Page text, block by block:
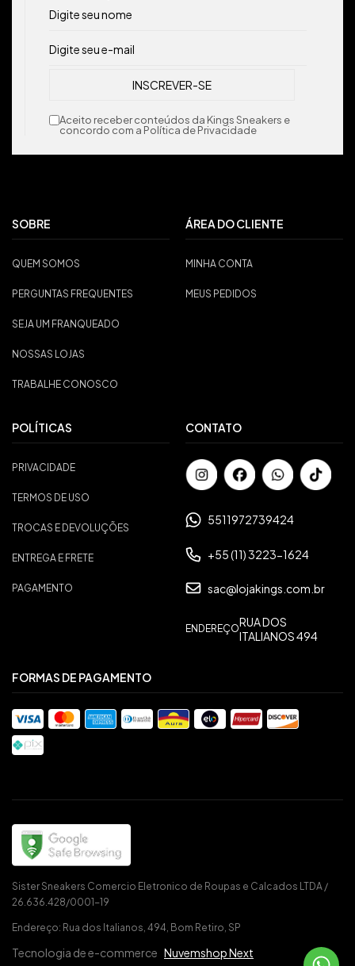
Aceito receber conteúdos da Kings Sneakers e
concordo com a Política de Privacidade
SOBRE
QUEM SOMOS
PERGUNTAS FREQUENTES
SEJA UM FRANQUEADO
NOSSAS LOJAS
TRABALHE CONOSCO
ÁREA DO CLIENTE
MINHA CONTA
MEUS PEDIDOS
POLÍTICAS
PRIVACIDADE
TERMOS DE USO
TROCAS E DEVOLUÇÕES
ENTREGA E FRETE
PAGAMENTO
CONTATO
5511972739424
+55 (11) 3223-1624
sac@lojakings.com.br
ENDEREÇORUA DOS
ITALIANOS 494
FORMAS DE PAGAMENTO
Sister Sneakers Comercio Eletronico de Roupas e Calcados LTDA /
26.636.428/0001-19
Endereço: Rua dos Italianos, 494, Bom Retiro, SP
Tecnologia de e-commerce Nuvemshop Next